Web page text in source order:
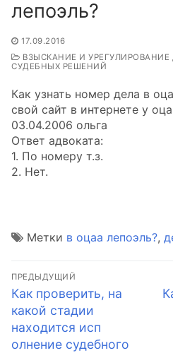
лепоэль?
17.09.2016
ВЗЫСКАНИЕ И
СУДЕБНЫХ РЕШЕНИЙ
Как узнать номер дела в
свой сайт в интернете у
03.04.2006 ольга
Ответ адвоката:
1. По номеру т.з.
2. Нет.
Метки в оцаа лепоэль?,
Навигация
по
записям
ПРЕДЫДУЩИЙ
Предыдущая
запись:
Как проверить, на
какой стадии
находится исп
олнение судебного